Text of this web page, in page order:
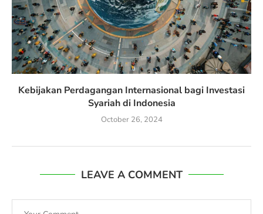
Kebijakan Perdagangan Internasional bagi Investasi
Syariah di Indonesia
October 26, 2024
LEAVE A COMMENT